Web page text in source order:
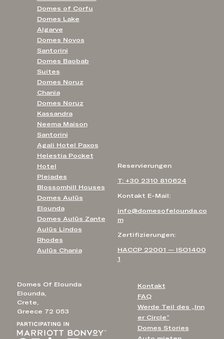
Domes Of Elounda
Elounda,
Crete,
Greece 72 053
Kontakt
FAQ
Werde Teil des „Inn
er Circle“
Domes Stories
Reservierungen
T: +30 2310 810624
Kontakt E-Mail:
info@domesofelounda.co
m
Zertifizierungen:
HACCP 22001 — ISO1400
1
Domes of Corfu
Domes Lake
Algarve
Domes Novos
Santorini
Domes Baobab
Suites
Domes Noruz
Chania
Domes Noruz
Kassandra
Neema Maison
Santorini
Agali Hotel Paxos
Helestia Pocket
Hotel
Pleiades
Blossomhill Houses
Domes Aulūs
Elounda
Domes Aulūs Zante
Aulūs Lindos
Rhodes
Aulūs Chania